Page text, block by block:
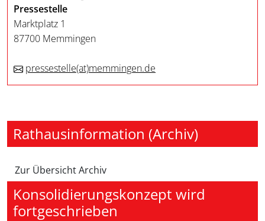
Pressestelle
Marktplatz 1
87700 Memmingen
pressestelle(at)memmingen.de
Rathausinformation (Archiv)
Zur Übersicht Archiv
Konsolidierungskonzept wird
fortgeschrieben